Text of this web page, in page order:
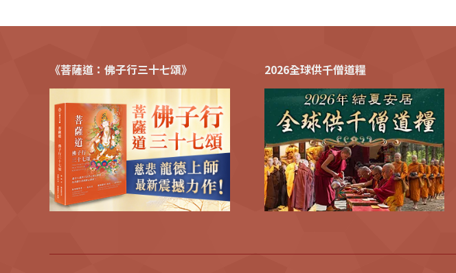
《菩薩道：佛子行三十七頌》 2026全球供千僧道糧